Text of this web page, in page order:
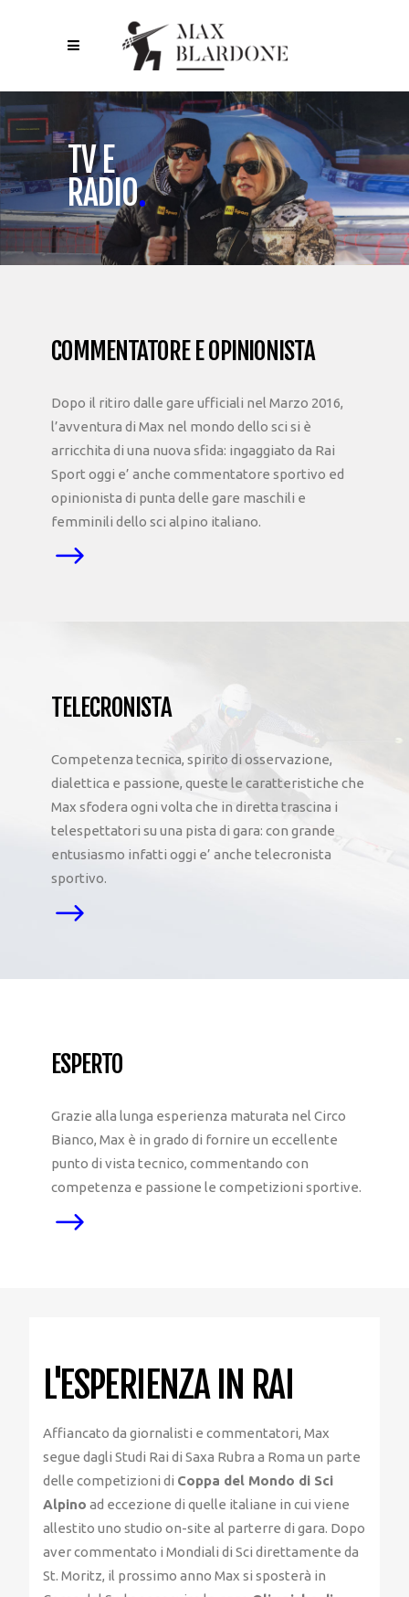
TV E
RADIO.
COMMENTATORE E OPINIONISTA
Dopo il ritiro dalle gare ufficiali nel Marzo 2016,
l’avventura di Max nel mondo dello sci si è
arricchita di una nuova sfida: ingaggiato da Rai
Sport oggi e’ anche commentatore sportivo ed
opinionista di punta delle gare maschili e
femminili dello sci alpino italiano.
TELECRONISTA
Competenza tecnica, spirito di osservazione,
dialettica e passione, queste le caratteristiche che
Max sfodera ogni volta che in diretta trascina i
telespettatori su una pista di gara: con grande
entusiasmo infatti oggi e’ anche telecronista
sportivo.
ESPERTO
Grazie alla lunga esperienza maturata nel Circo
Bianco, Max è in grado di fornire un eccellente
punto di vista tecnico, commentando con
competenza e passione le competizioni sportive.
L'ESPERIENZA IN RAI
Affiancato da giornalisti e commentatori, Max
segue dagli Studi Rai di Saxa Rubra a Roma un parte
delle competizioni di Coppa del Mondo di Sci
Alpino ad eccezione di quelle italiane in cui viene
allestito uno studio on-site al parterre di gara. Dopo
aver commentato i Mondiali di Sci direttamente da
St. Moritz, il prossimo anno Max si sposterà in